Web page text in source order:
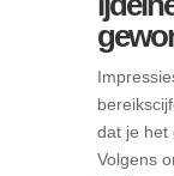
dat je het
Volgens